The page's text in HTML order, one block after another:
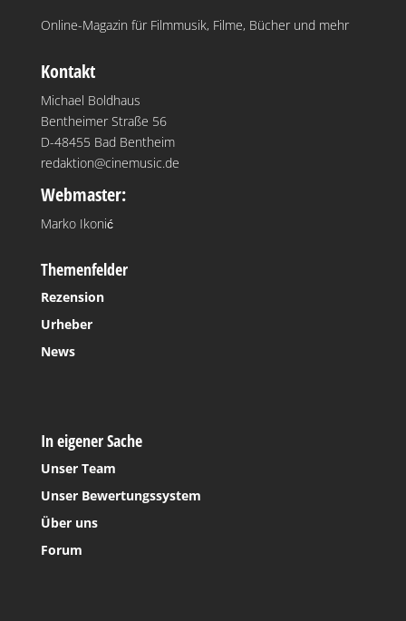
Online-Magazin für Filmmusik, Filme, Bücher und mehr
Kontakt
Michael Boldhaus
Bentheimer Straße 56
D-48455 Bad Bentheim
redaktion@cinemusic.de
Webmaster:
Marko Ikonić
Themenfelder
Rezension
Urheber
News
In eigener Sache
Unser Team
Unser Bewertungssystem
Über uns
Forum